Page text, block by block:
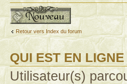
Publier un nouveau sujet
Retour vers Index du forum
QUI EST EN
Utilisateur(s)